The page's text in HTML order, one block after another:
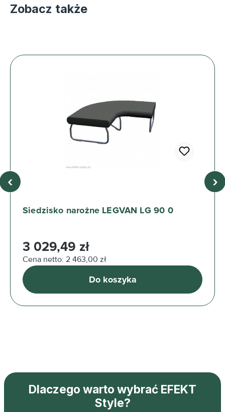
Zobacz także
Siedzisko narożne LEGVAN LG 90 0
Cena regularna:
3 029,49 zł
Cena netto: 2 463,00 zł
Do koszyka
‹ ›
Dlaczego warto wybrać EFEKT
Style?